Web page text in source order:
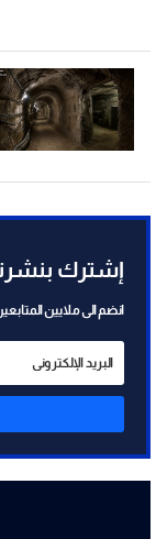
إشترك
انضم الى ملايين